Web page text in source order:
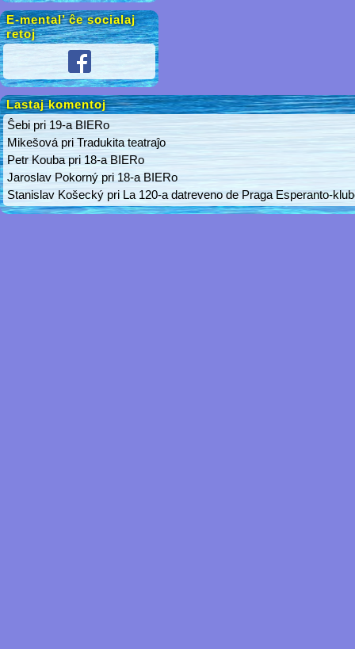
E-mental’ ĉe socialaj
retoj
Lastaj komentoj
Ŝebi pri 19-a BIERo
Mikešová pri Tradukita teatraĵo
Petr Kouba pri 18-a BIERo
Jaroslav Pokorný pri 18-a BIERo
Stanislav Košecký pri La 120-a datreveno de Praga Esperanto-